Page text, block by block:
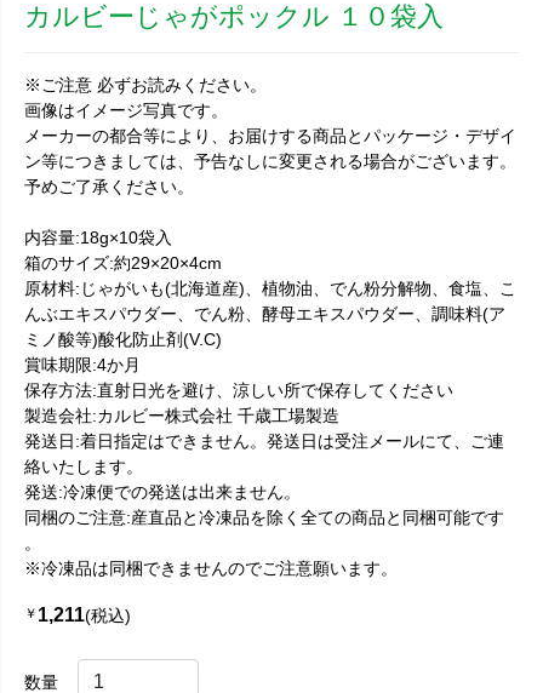
カルビーじゃがポックル １０袋入
※ご注意 必ずお読みください。
画像はイメージ写真です。
メーカーの都合等により、お届けする商品とパッケージ・デザイ
ン等につきましては、予告なしに変更される場合がございます。
予めご了承ください。
内容量:18g×10袋入
箱のサイズ:約29×20×4cm
原材料:じゃがいも(北海道産)、植物油、でん粉分解物、食塩、こ
んぶエキスパウダー、でん粉、酵母エキスパウダー、調味料(ア
ミノ酸等)酸化防止剤(V.C)
賞味期限:4か月
保存方法:直射日光を避け、涼しい所で保存してください
製造会社:カルビー株式会社 千歳工場製造
発送日:着日指定はできません。発送日は受注メールにて、ご連
絡いたします。
発送:冷凍便での発送は出来ません。
同梱のご注意:産直品と冷凍品を除く全ての商品と同梱可能です
。
※冷凍品は同梱できませんのでご注意願います。
￥ 1,211(税込)
数量